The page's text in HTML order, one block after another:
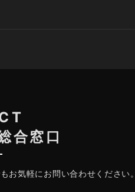
合窓口
お気軽にお問い合わせください。